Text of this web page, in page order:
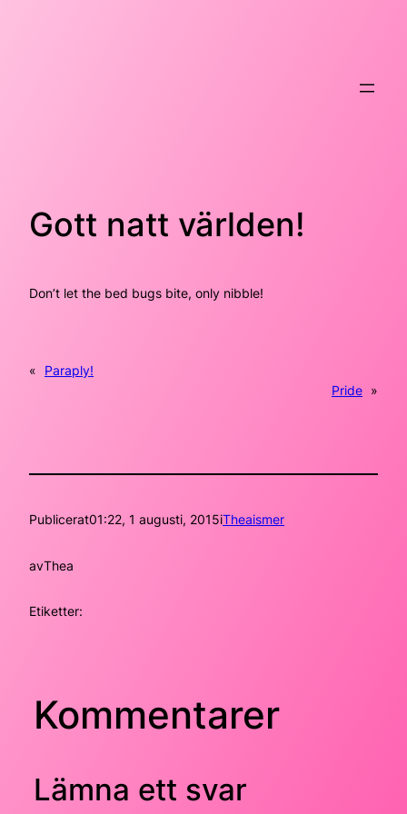
Gott natt världen!
Don’t let the bed bugs bite, only nibble!
«
Paraply!
Pride »
Publicerat01:22, 1 augusti, 2015iTheaismer
avThea
Etiketter:
Kommentarer
Lämna ett svar